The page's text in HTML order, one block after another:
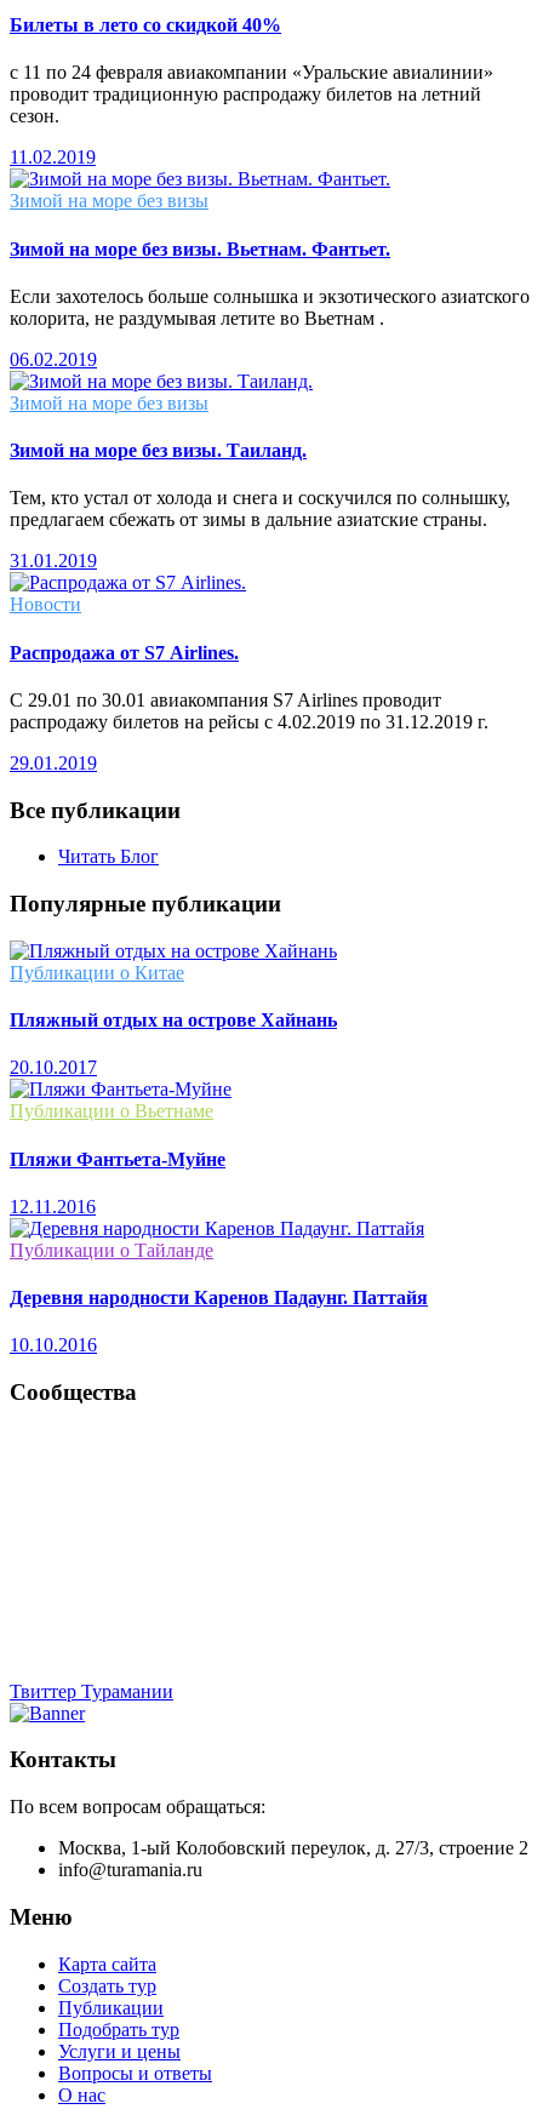
Билеты в лето со скидкой 40%
с 11 по 24 февраля авиакомпании «Уральские авиалинии»
проводит традиционную распродажу билетов на летний
сезон.
11.02.2019
Зимой на море без визы
Зимой на море без визы. Вьетнам. Фантьет.
Если захотелось больше солнышка и экзотического азиатского
колорита, не раздумывая летите во Вьетнам .
06.02.2019
Зимой на море без визы
Зимой на море без визы. Таиланд.
Тем, кто устал от холода и снега и соскучился по солнышку,
предлагаем сбежать от зимы в дальние азиатские страны.
31.01.2019
Новости
Распродажа от S7 Airlines.
С 29.01 по 30.01 авиакомпания S7 Airlines проводит
распродажу билетов на рейсы с 4.02.2019 по 31.12.2019 г.
29.01.2019
Все публикации
Читать Блог
Популярные публикации
Публикации о Китае
Пляжный отдых на острове Хайнань
20.10.2017
Публикации о Вьетнаме
Пляжи Фантьета-Муйне
12.11.2016
Публикации о Тайланде
Деревня народности Каренов Падаунг. Паттайя
10.10.2016
Сообщества
Твиттер Турамании
Контакты
По всем вопросам обращаться:
Москва, 1-ый Колобовский переулок, д. 27/3, строение 2
info@turamania.ru
Меню
Карта сайта
Создать тур
Публикации
Подобрать тур
Услуги и цены
Вопросы и ответы
О нас